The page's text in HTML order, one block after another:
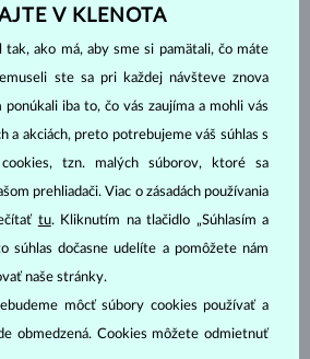
DIAMANT LAB GROWN
DIAMANT LAB GROWN
RŮŽOVÝ
DIAMANT CHAMPAGNE
DIAMANT ŽLTÝ
ZAFÍR MODRÝ
PERLA
AMETYST FIALOVÝ
CITRÍN
LEMON QUARTZ
V KLENOTA
ako má, aby sme si pamätali, čo máte
ste sa pri každej návšteve znova
iba to, čo vás zaujíma a mohli vás
a akciách, preto potrebujeme váš súhlas s
cookies, tzn. malých súborov, ktoré sa
prehliadači. Viac o zásadách používania
tu. Kliknutím na tlačidlo „Súhlasím a
súhlas dočasne udelíte a pomôžete nám
naše stránky.
môcť súbory cookies používať a
obmedzená. Cookies môžete odmietnuť